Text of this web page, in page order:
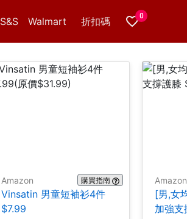
S&S Walmart 折扣碼 0
Amazon 購買指南
Vinsatin 男童短袖衫4件
$7.99
Amazon
[男,女
加強